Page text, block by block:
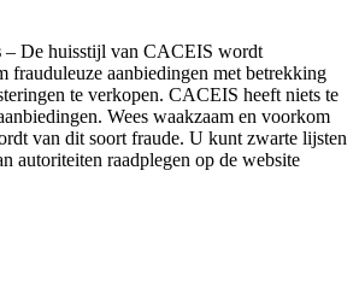
– De huisstijl van CACEIS wordt
frauduleuze aanbiedingen met betrekking
te verkopen. CACEIS heeft niets te
Wees waakzaam en voorkom
van dit soort fraude. U kunt zwarte lijsten
autoriteiten raadplegen op de website